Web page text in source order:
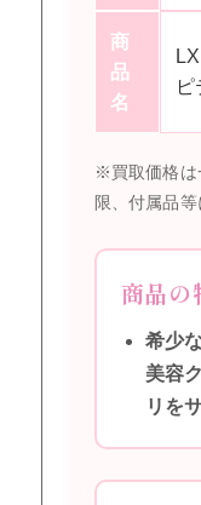
商
品
名
※買取価格は
限、付属品等
商品の
希少
美容
リを